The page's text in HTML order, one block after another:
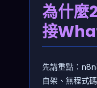
為什麼
接
先講重點：
自架、無程式